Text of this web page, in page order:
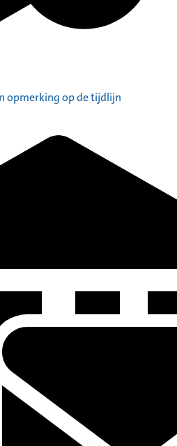
opmerking op de tijdlijn